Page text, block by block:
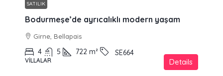
SATILIK
Bodurmeşe’de ayrıcalıklı modern yaşam
Girne, Bellapais
4 5 722 m² SE664
VILLALAR Details